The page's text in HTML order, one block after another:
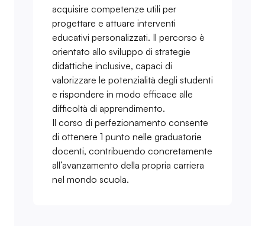
acquisire competenze utili per
progettare e attuare interventi
educativi personalizzati. Il percorso è
orientato allo sviluppo di strategie
didattiche inclusive, capaci di
valorizzare le potenzialità degli studenti
e rispondere in modo efficace alle
difficoltà di apprendimento.
Il corso di perfezionamento consente
di ottenere 1 punto nelle graduatorie
docenti, contribuendo concretamente
all’avanzamento della propria carriera
nel mondo scuola.